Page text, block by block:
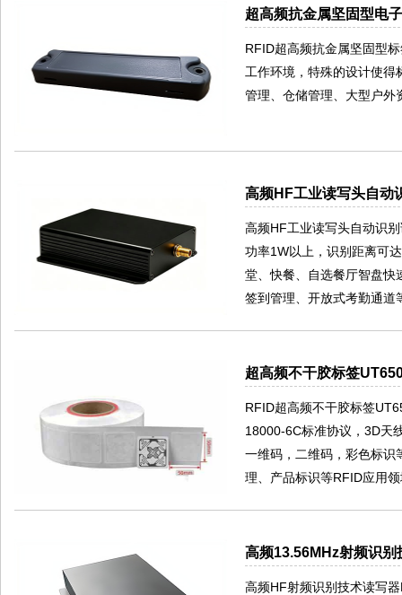
超高频抗金属坚固型电
RFID超高频抗金属坚固型
工作环境，特殊的设计使
管理、仓储管理、大型户外
高频HF工业读写头自动
高频HF工业读写头自动识
功率1W以上，识别距离可
堂、快餐、自选餐厅智盘快
签到管理、开放式考勤通道
超高频不干胶标签
RFID超高频不干胶标签
18000-6C标准协议，3D天
一维码，二维码，彩色标识
理、产品标识等RFID应用
高频13.56MHz射频识
高频HF射频识别技术读写